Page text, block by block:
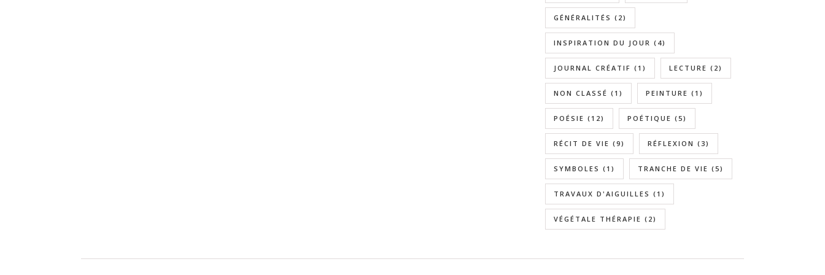
GÉNÉRALITÉS (2)
INSPIRATION DU JOUR (4)
JOURNAL CRÉATIF (1) LECTURE (2)
NON CLASSÉ (1) PEINTURE (1)
POÉSIE (12) POÉTIQUE (5)
RÉCIT DE VIE (9) RÉFLEXION (3)
SYMBOLES (1) TRANCHE DE VIE (5)
TRAVAUX D'AIGUILLES (1)
VÉGÉTALE THÉRAPIE (2)